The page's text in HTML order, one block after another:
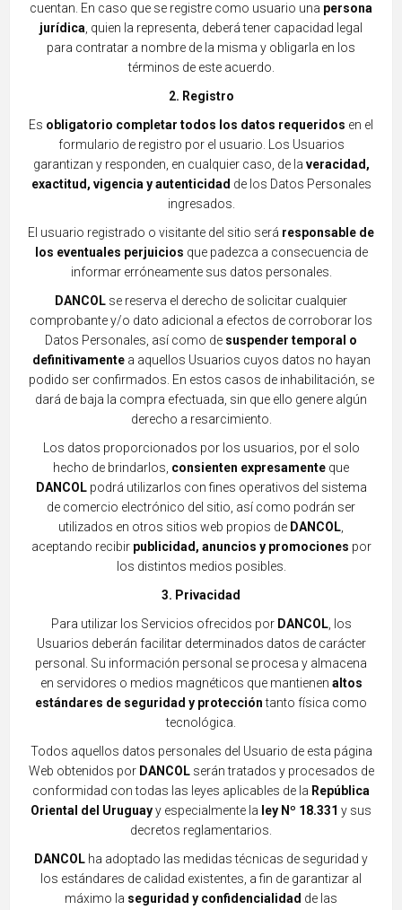
cuentan. En caso que se registre como usuario una persona
jurídica , quien la representa, deberá tener capacidad legal
para contratar a nombre de la misma y obligarla en los
términos de este acuerdo.
2. Registro
Es obligatorio completar todos los datos requeridos en el
formulario de registro por el usuario. Los Usuarios
garantizan y responden, en cualquier caso, de la veracidad,
exactitud, vigencia y autenticidad de los Datos Personales
ingresados.
El usuario registrado o visitante del sitio será responsable de
los eventuales perjuicios que padezca a consecuencia de
informar erróneamente sus datos personales.
DANCOL se reserva el derecho de solicitar cualquier
comprobante y/o dato adicional a efectos de corroborar los
Datos Personales, así como de suspender temporal o
definitivamentea aquellos Usuarios cuyos datos no hayan
podido ser confirmados. En estos casos de inhabilitación, se
dará de baja la compra efectuada, sin que ello genere algún
derecho a resarcimiento.
Los datos proporcionados por los usuarios, por el solo
hecho de brindarlos, consienten expresamente que
DANCOLpodrá utilizarlos con fines operativos del sistema
de comercio electrónico del sitio, así como podrán ser
utilizados en otros sitios web propios de DANCOL
aceptando recibir publicidad, anuncios y promociones por
los distintos medios posibles.
3. Privacidad
Para utilizar los Servicios ofrecidos por DANCOL, los
Usuarios deberán facilitar determinados datos de carácter
personal. Su información personal se procesa y almacena
en servidores o medios magnéticos que mantienen altos
estándares de seguridad y proteccióntanto física como
tecnológica.
Todos aquellos datos personales del Usuario de esta página
Web obtenidos por DANCOLserán tratados y procesados de
conformidad con todas las leyes aplicables de la República
Oriental del Uruguayy especialmente la ley Nº 18.331 y sus
decretos reglamentarios.
DANCOL ha adoptado las medidas técnicas de seguridad y
los estándares de calidad existentes, a fin de garantizar al
máximo la seguridad y confidencialidad de las